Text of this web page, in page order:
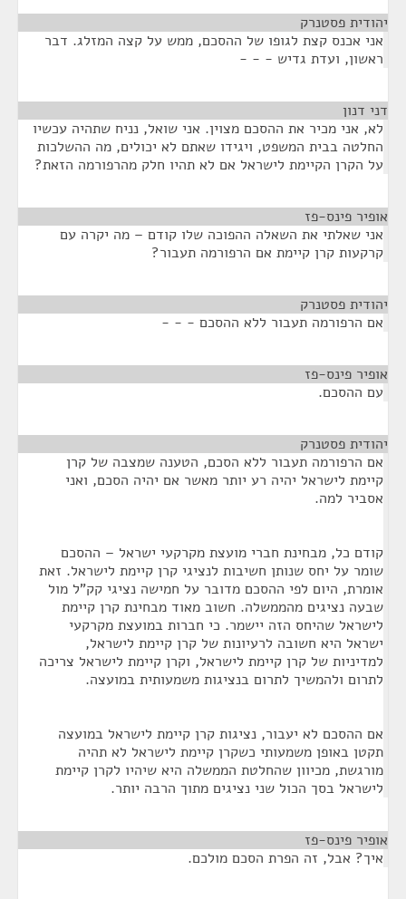
יהודית פסטנרק
אני אכנס קצת לגופו של ההסכם, ממש על קצה המזלג. דבר
ראשון, ועדת גדיש - - -
דני דנון
לא, אני מכיר את ההסכם מצוין. אני שואל, נניח שתהיה עכשיו
החלטה בבית המשפט, ויגידו שאתם לא יכולים, מה ההשלכות
על הקרן הקיימת לישראל אם לא תהיו חלק מהרפורמה הזאת?
אופיר פינס-פז
אני שאלתי את השאלה ההפוכה שלו קודם – מה יקרה עם
קרקעות קרן קיימת אם הרפורמה תעבור?
יהודית פסטנרק
אם הרפורמה תעבור ללא ההסכם - - -
אופיר פינס-פז
עם ההסכם.
יהודית פסטנרק
אם הרפורמה תעבור ללא הסכם, הטענה שמצבה של קרן
קיימת לישראל יהיה רע יותר מאשר אם יהיה הסכם, ואני
אסביר למה.
קודם כל, מבחינת חברי מועצת מקרקעי ישראל – ההסכם
שומר על יחס שנותן חשיבות לנציגי קרן קיימת לישראל. זאת
אומרת, היום לפי ההסכם מדובר על חמישה נציגי קק"ל מול
שבעה נציגים מהממשלה. חשוב מאוד מבחינת קרן קיימת
לישראל שהיחס הזה יישמר. כי חברות במועצת מקרקעי
ישראל היא חשובה לרעיונות של קרן קיימת לישראל,
למדיניות של קרן קיימת לישראל, וקרן קיימת לישראל צריכה
לתרום ולהמשיך לתרום בנציגות משמעותית במועצה.
אם ההסכם לא יעבור, נציגות קרן קיימת לישראל במועצה
תקטן באופן משמעותי כשקרן קיימת לישראל לא תהיה
מורגשת, מכיוון שהחלטת הממשלה היא שיהיו לקרן קיימת
לישראל בסך הכול שני נציגים מתוך הרבה יותר.
אופיר פינס-פז
איך? אבל, זה הפרת הסכם מולכם.